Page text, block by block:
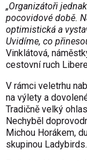
„Organizátoři
pocovidové době.
optimistická a
Uvidíme, co
Vinklátová,
cestovní ruch
V rámci veletrhu
na výlety a
Tradičně velký
Nechyběl
Michou Horákem,
skupinou Ladybirds.